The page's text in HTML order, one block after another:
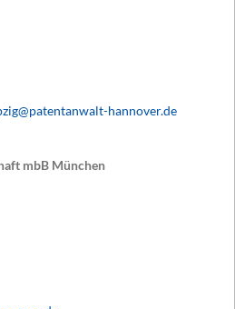
hannover.de
mbB München